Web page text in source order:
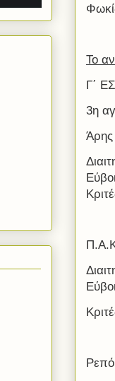
Το
Γ΄
3η
Άρης